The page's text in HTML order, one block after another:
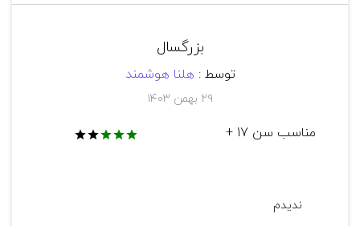
بزرگسال
توسط : هلنا هوشمند
۲۹ بهمن ۱۴۰۳
مناسب سن 17 +